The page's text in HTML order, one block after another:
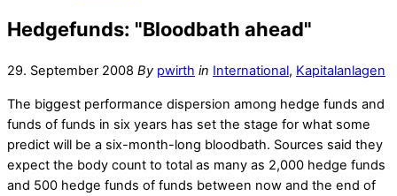
Hedgefunds: "Bloodbath ahead"
29. September 2008 By pwirth in International, Kapitalanlagen
The biggest performance dispersion among hedge funds and
funds of funds in six years has set the stage for what some
predict will be a six-month-long bloodbath. Sources said they
expect the body count to total as many as 2,000 hedge funds
and 500 hedge funds of funds between now and the end of